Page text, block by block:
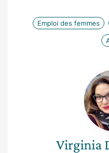
Emploi des femmes
Virginia